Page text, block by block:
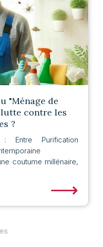
"Ménage de
contre les
?
Entre Purification
coutume millénaire,
⟶